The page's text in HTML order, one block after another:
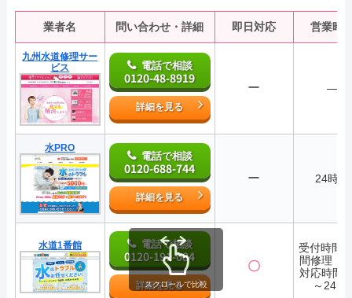
業者名 問い合わせ・詳細 即日対応 営業時
九州水道修理サー
ビス
電話で相談
0120-48-8919
詳細を見る
ー ―
水PRO
電話で相談
0120-688-744
詳細を見る
ー 24時間
水道1番館 電話で相談
0120-191-084
詳細を見る
〇
受付時間
間修理・
対応時間
～24:00
スクロールで比較